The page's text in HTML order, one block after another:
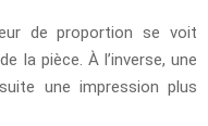
de proportion se voit
la pièce. À l’inverse, une
une impression plus